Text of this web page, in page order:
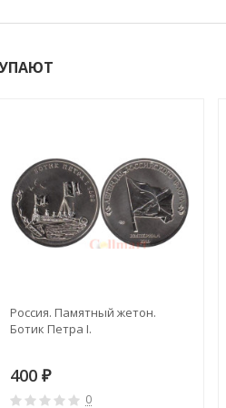
Россия. Памятный жетон.
Ботик Петра I.
400 ₽
0